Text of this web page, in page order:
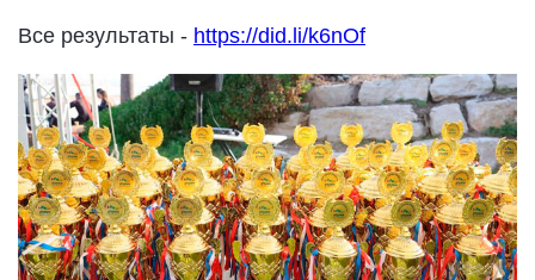
Все результаты - https://did.li/k6nOf